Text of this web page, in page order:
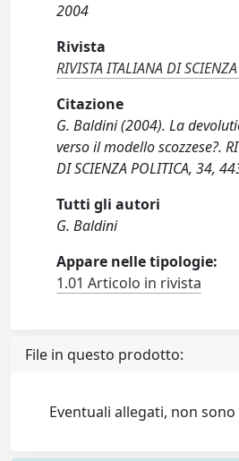
2004
Rivista
RIVISTA ITALIANA DI
Citazione
G. Baldini (2004). La
verso il modello scozzese?.
DI SCIENZA POLITICA, 34,
Tutti gli autori
G. Baldini
Appare nelle tipologie:
1.01 Articolo in rivista
File in questo prodotto:
Eventuali allegati, non